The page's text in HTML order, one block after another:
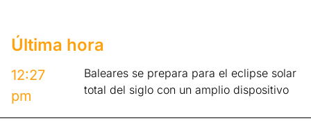
Última hora
12:27
pm
Baleares se prepara para el eclipse solar
total del siglo con un amplio dispositivo